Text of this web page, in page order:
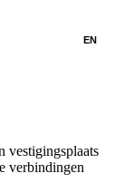
EN
vestigingsplaats
verbindingen